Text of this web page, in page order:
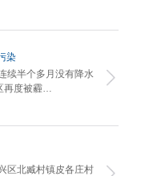
染
续半个多月没有降水
再度被霾…
区北臧村镇皮各庄村